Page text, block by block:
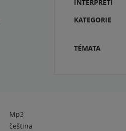
INTERPRETI
KATEGORIE
TÉMATA
Mp3
čeština